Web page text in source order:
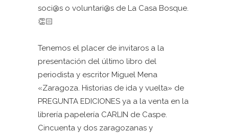
soci@s o voluntari@s de La Casa Bosque.
👏🏻
Tenemos el placer de invitaros a la
presentación del último libro del
periodista y escritor Miguel Mena
«Zaragoza. Historias de ida y vuelta» de
PREGUNTA EDICIONES ya a la venta en la
librería papelería CARLIN de Caspe.
Cincuenta y dos zaragozanas y